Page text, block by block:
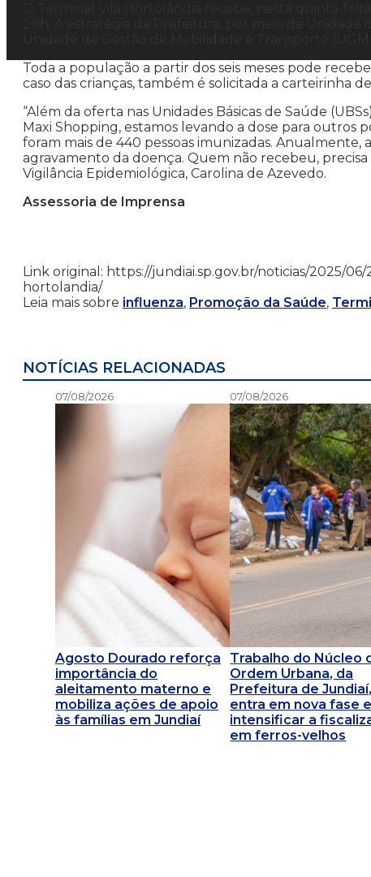
Toda a população a partir dos seis meses pode
caso das crianças, também é solicitada a carteirinha
“Além da oferta nas Unidades Básicas de Saúde
Maxi Shopping, estamos levando a dose para outros
foram mais de 440 pessoas imunizadas.
agravamento da doença. Quem não recebeu,
Vigilância Epidemiológica, Carolina de Azevedo.
Assessoria de Imprensa
Link original: https://jundiai.sp.gov.br/noticias/2025/
hortolandia/
Leia mais sobre influenza, Promoção da Saúde,
NOTÍCIAS RELACIONADAS
07/08/2026
Agosto Dourado reforça
importância do
aleitamento materno e
mobiliza ações de apoio
às famílias em Jundiaí
07/08/2026
Trabalho do Núcleo
Ordem Urbana, da
Prefeitura de Jundiaí,
entra em nova fase
intensificar a
em ferros-velhos